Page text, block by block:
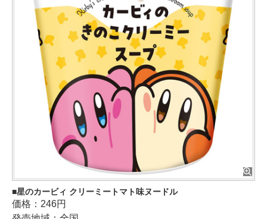
星のカービィ クリーミートマト味ヌードル
価格：246円